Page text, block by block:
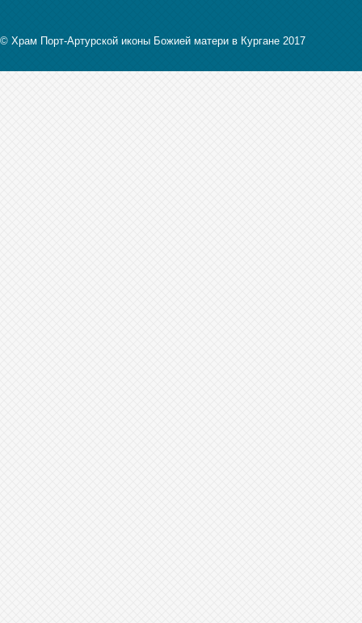
© Храм Порт-Артурской иконы Божией матери в Кургане 2017